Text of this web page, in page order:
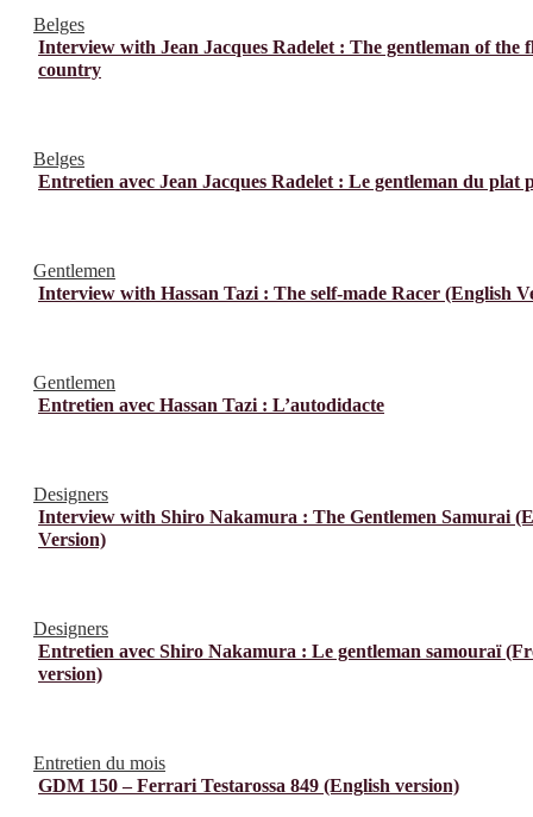
Belges
Interview with Jean Jacques Radelet : The gentleman of the
country
Belges
Entretien avec Jean Jacques Radelet : Le gentleman du plat
Gentlemen
Interview with Hassan Tazi : The self-made Racer (English
Gentlemen
Entretien avec Hassan Tazi : L’autodidacte
Designers
Interview with Shiro Nakamura : The Gentlemen Samurai
Version)
Designers
Entretien avec Shiro Nakamura : Le gentleman samouraï
version)
Entretien du mois
GDM 150 – Ferrari Testarossa 849 (English version)